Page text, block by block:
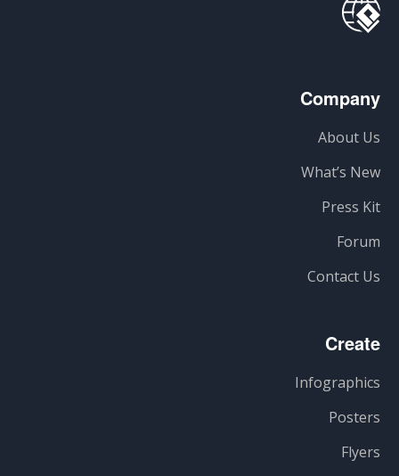
Company
About Us
What’s New
Press Kit
Forum
Contact Us
Create
Infographics
Posters
Flyers